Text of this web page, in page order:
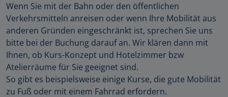
Wenn Sie mit der Bahn oder den öffentlichen
Verkehrsmitteln anreisen oder wenn Ihre Mobilität aus
anderen Gründen eingeschränkt ist, sprechen Sie uns
bitte bei der Buchung darauf an. Wir klären dann mit
Ihnen, ob Kurs-Konzept und Hotelzimmer bzw
Atelierräume für Sie geeignet sind.
So gibt es beispielsweise einige Kurse, die gute Mobilität
zu Fuß oder mit einem Fahrrad erfordern.